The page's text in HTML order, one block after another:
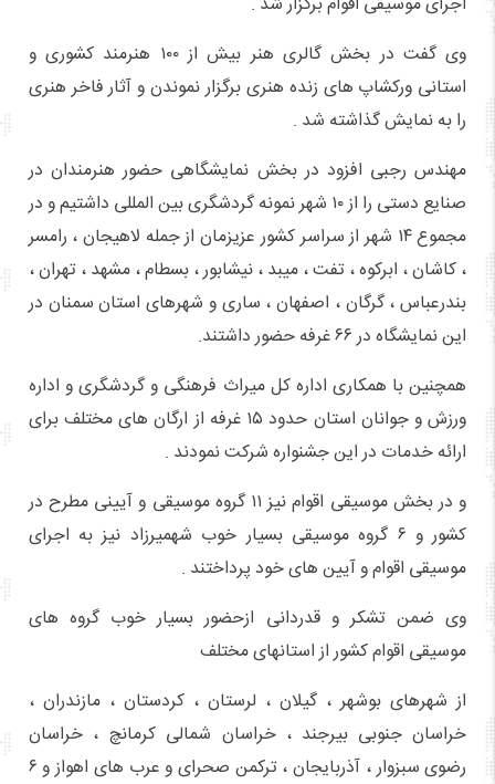
وی گفت در بخش گالری هنر بیش از ۱۰۰ هنرمند کشوری و
استانی ورکشاپ های زنده هنری برگزار نموندن و آثار فاخر هنری
را به نمایش گذاشته شد .
مهندس رجبی افزود در بخش نمایشگاهی حضور هنرمندان در
صنایع دستی را از ۱۰ شهر نمونه گردشگری بین المللی داشتیم و در
مجموع ۱۴ شهر از سراسر کشور عزیزمان از جمله لاهیجان ، رامسر
، کاشان ، ابرکوه ، تفت ، میبد ، نیشابور ، بسطام ، مشهد ، تهران ،
بندرعباس ، گرگان ، اصفهان ، ساری و شهرهای استان سمنان در
این نمایشگاه در ۶۶ غرفه حضور داشتند.
همچنین با همکاری اداره کل میراث فرهنگی و گردشگری و اداره
ورزش و جوانان استان حدود ۱۵ غرفه از ارگان های مختلف برای
ارائه خدمات در این جشنواره شرکت نمودند .
و در بخش موسیقی اقوام نیز ۱۱ گروه موسیقی و آیینی مطرح در
کشور و ۶ گروه موسیقی بسیار خوب شهمیرزاد نیز به اجرای
موسیقی اقوام و آیین های خود پرداختند .
وی ضمن تشکر و قدردانی ازحضور بسیار خوب گروه های
موسیقی اقوام کشور از استانهای مختلف
از شهرهای بوشهر ، گیلان ، لرستان ، کردستان ، مازندران ،
خراسان جنوبی بیرجند ، خراسان شمالی کرمانچ ، خراسان
رضوی سبزوار ، آذربایجان ، ترکمن صحرای و عرب های اهواز و ۶